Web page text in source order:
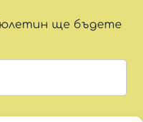
ще бъдете